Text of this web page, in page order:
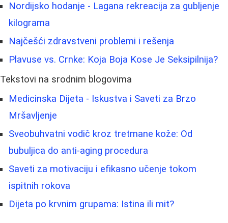
Nordijsko hodanje - Lagana rekreacija za gubljenje
kilograma
Najčešći zdravstveni problemi i rešenja
Plavuse vs. Crnke: Koja Boja Kose Je Seksipilnija?
Tekstovi na srodnim blogovima
Medicinska Dijeta - Iskustva i Saveti za Brzo
Mršavljenje
Sveobuhvatni vodič kroz tretmane kože: Od
bubuljica do anti-aging procedura
Saveti za motivaciju i efikasno učenje tokom
ispitnih rokova
Dijeta po krvnim grupama: Istina ili mit?